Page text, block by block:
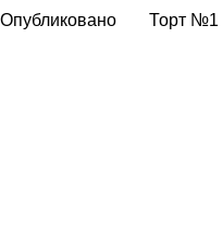
Опубликовано Торт №1